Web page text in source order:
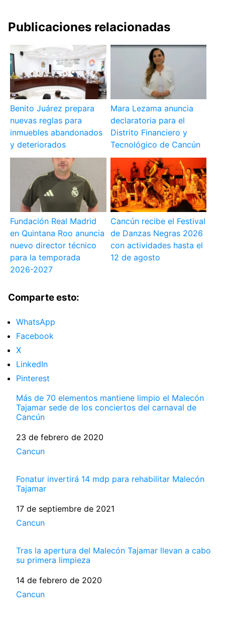
Publicaciones relacionadas
Benito Juárez prepara
nuevas reglas para
inmuebles abandonados
y deteriorados
Mara Lezama anuncia
declaratoria para el
Distrito Financiero y
Tecnológico de Cancún
Fundación Real Madrid
en Quintana Roo anuncia
nuevo director técnico
para la temporada
2026-2027
Cancún recibe el Festival
de Danzas Negras 2026
con actividades hasta el
12 de agosto
Comparte esto:
WhatsApp
Facebook
X
LinkedIn
Pinterest
Más de 70 elementos mantiene limpio el Malecón
Tajamar sede de los conciertos del carnaval de
Cancún
Fecha
23 de febrero de 2020
Respecto a
Cancun
Fonatur invertirá 14 mdp para rehabilitar Malecón
Tajamar
Fecha
17 de septiembre de 2021
Respecto a
Cancun
Tras la apertura del Malecón Tajamar llevan a cabo
su primera limpieza
Fecha
14 de febrero de 2020
Respecto a
Cancun